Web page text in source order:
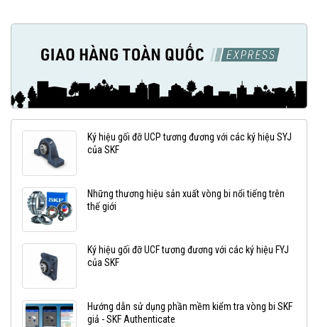
Ký hiệu gối đỡ UCP tương đương với các ký hiệu SYJ
của SKF
Những thương hiệu sản xuất vòng bi nổi tiếng trên
thế giới
Ký hiệu gối đỡ UCF tương đương với các ký hiệu FYJ
của SKF
Hướng dẫn sử dụng phần mềm kiểm tra vòng bi SKF
giả - SKF Authenticate